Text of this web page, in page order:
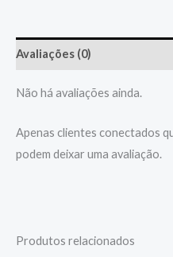
Avaliações (0)
Não há avaliações ainda.
Apenas clientes conectados
podem deixar uma avaliação.
Produtos relacionados